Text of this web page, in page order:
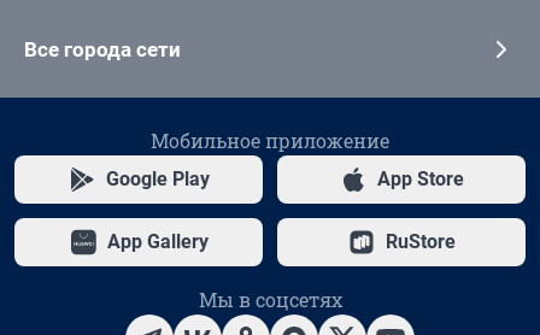
Все города сети
Мобильное приложение
Google Play App Store
App Gallery RuStore
Мы в соцсетях